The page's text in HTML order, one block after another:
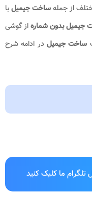
از جملهساخت جیمیلبا
جیمیل بدون شمارهاز گوشی
ساخت جیمیل در ادامه شرح
ما کلیک کنید